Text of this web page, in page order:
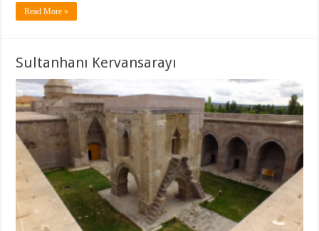
Read More »
Sultanhanı Kervansarayı